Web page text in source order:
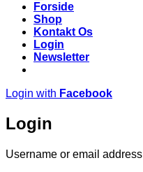
Forside
Shop
Kontakt Os
Login
Newsletter
Login with Facebook
Login
Username or email address